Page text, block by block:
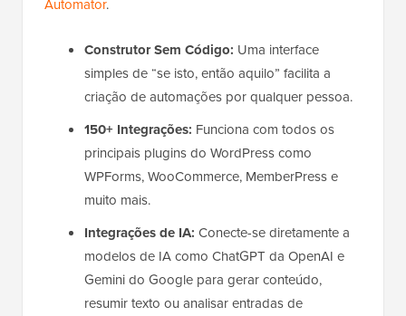
Automator.
Construtor Sem Código: Uma interface
simples de “se isto, então aquilo” facilita a
criação de automações por qualquer pessoa.
150+ Integrações: Funciona com todos os
principais plugins do WordPress como
WPForms, WooCommerce, MemberPress e
muito mais.
Integrações de IA: Conecte-se diretamente a
modelos de IA como ChatGPT da OpenAI e
Gemini do Google para gerar conteúdo,
resumir texto ou analisar entradas de